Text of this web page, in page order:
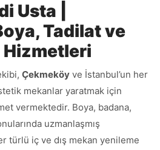
Usta |
Tadilat ve
Hizmetleri
Çekmeköy ve İstanbul’un her
mekanlar yaratmak için
vermektedir. Boya, badana,
uzmanlaşmış
türlü iç ve dış mekan yenileme